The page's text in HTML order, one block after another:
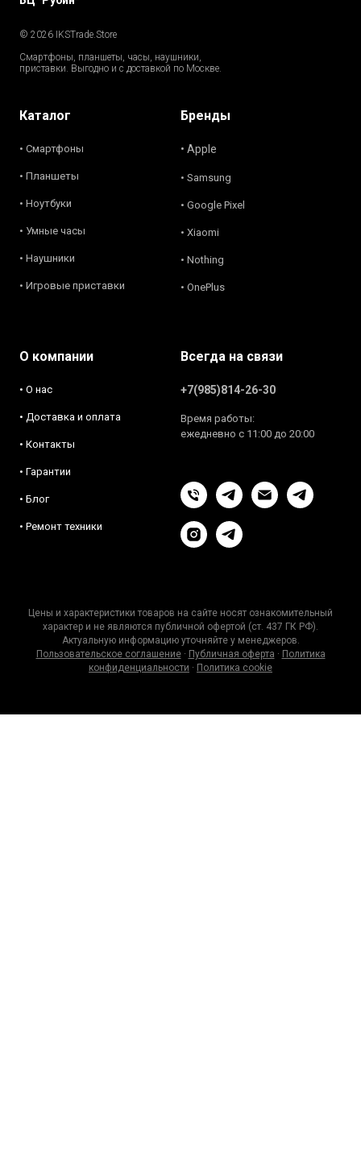
© 2026 IKSTrade.Store
Смартфоны, планшеты, часы, наушники,
приставки. Выгодно и с доставкой по Москве.
Каталог
• Смартфоны
• Планшеты
• Ноутбуки
• Умные часы
• Наушники
• Игровые приставки
Бренды
• Apple
• Samsung
• Google Pixel
• Xiaomi
• Nothing
• OnePlus
О компании
• О нас
• Доставка и оплата
• Контакты
• Гарантии
• Блог
• Ремонт техники
Всегда на связи
+7(985)814-26-30
Время работы:
ежедневно с 11:00 до 20:00
Цены и характеристики товаров на сайте носят ознакомительный
характер и не являются публичной офертой (ст. 437 ГК РФ).
Актуальную информацию уточняйте у менеджеров.
Пользовательское соглашение· Публичная оферта · Политика
конфиденциальности · Политика cookie